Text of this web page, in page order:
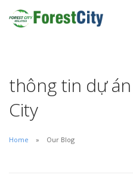
thông tin dự
City
Home Our Blog